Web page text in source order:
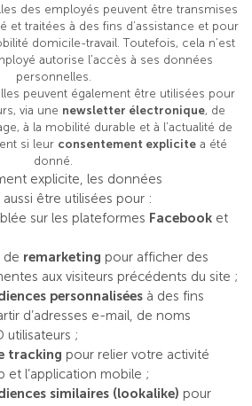
des employés peuvent être transmises
et traitées à des fins d’assistance et pour
domicile-travail. Toutefois, cela n’est
autorise l’accès à ses données
personnelles.
peuvent également être utilisées pour
via une newsletter électronique, de
à la mobilité durable et à l’actualité de
si leur consentement explicitea été
donné.
explicite, les données
être utilisées pour :
sur les plateformes Facebook et
de remarketing pour afficher des
aux visiteurs précédents du site ;
personnalisées à des fins
d’adresses e-mail, de noms
utilisateurs ;
tracking pour relier votre activité
et l’application mobile ;
similaires (lookalike) pour